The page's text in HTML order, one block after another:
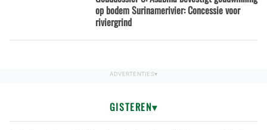
op bodem Surinamerivier: Concessie voor
riviergrind
GISTEREN